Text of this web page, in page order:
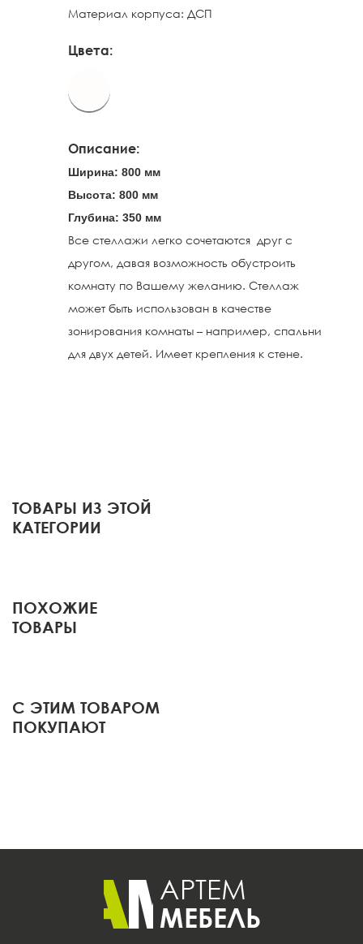
Материал корпуса: ДСП
Цвета:
Описание:
Ширина: 800 мм
Высота: 800 мм
Глубина: 350 мм
Все стеллажи легко сочетаются друг с
другом, давая возможность обустроить
комнату по Вашему желанию. Стеллаж
может быть использован в качестве
зонирования комнаты – например, спальни
для двух детей. Имеет крепления к стене.
ТОВАРЫ ИЗ ЭТОЙ
КАТЕГОРИИ
ПОХОЖИЕ
ТОВАРЫ
С ЭТИМ ТОВАРОМ
ПОКУПАЮТ